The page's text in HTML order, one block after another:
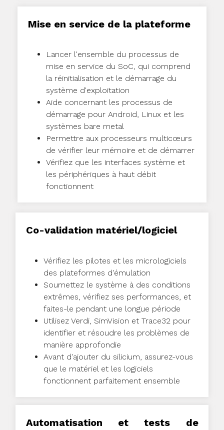
Mise en service de la plateforme
Lancer l'ensemble du processus de
mise en service du SoC, qui comprend
la réinitialisation et le démarrage du
système d'exploitation
Aide concernant les processus de
démarrage pour Android, Linux et les
systèmes bare metal
Permettre aux processeurs multicœurs
de vérifier leur mémoire et de démarrer
Vérifiez que les interfaces système et
les périphériques à haut débit
fonctionnent
Co-validation matériel/logiciel
Vérifiez les pilotes et les micrologiciels
des plateformes d'émulation
Soumettez le système à des conditions
extrêmes, vérifiez ses performances, et
faites-le pendant une longue période
Utilisez Verdi, SimVision et Trace32 pour
identifier et résoudre les problèmes de
manière approfondie
Avant d'ajouter du silicium, assurez-vous
que le matériel et les logiciels
fonctionnent parfaitement ensemble
Automatisation et tests de